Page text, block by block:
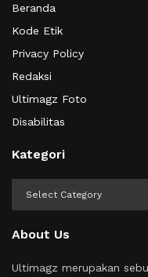
Beranda
Kode Etik
Privacy Policy
Redaksi
Ultimagz Foto
Disabilitas
Kategori
About Us
Ultimagz merupakan